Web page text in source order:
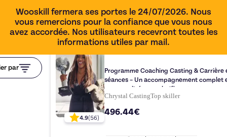
Wooskill fermera ses portes le 24/07/2026. Nous
vous remercions pour la confiance que vous nous
avez accordée. Nos utilisateurs recevront toutes les
informations utiles par mail.
par
4.9(56)
Programme Coaching Casting & Carrière
séances – Un accompagnement complet
personnalisé pour clarifier, structurer et
tes castings
Chrystal CastingTop skiller
496.44€